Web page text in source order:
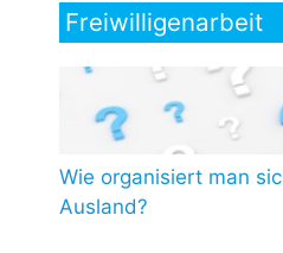
Freiwilligenarbeit
Wie organisiert man
Ausland?